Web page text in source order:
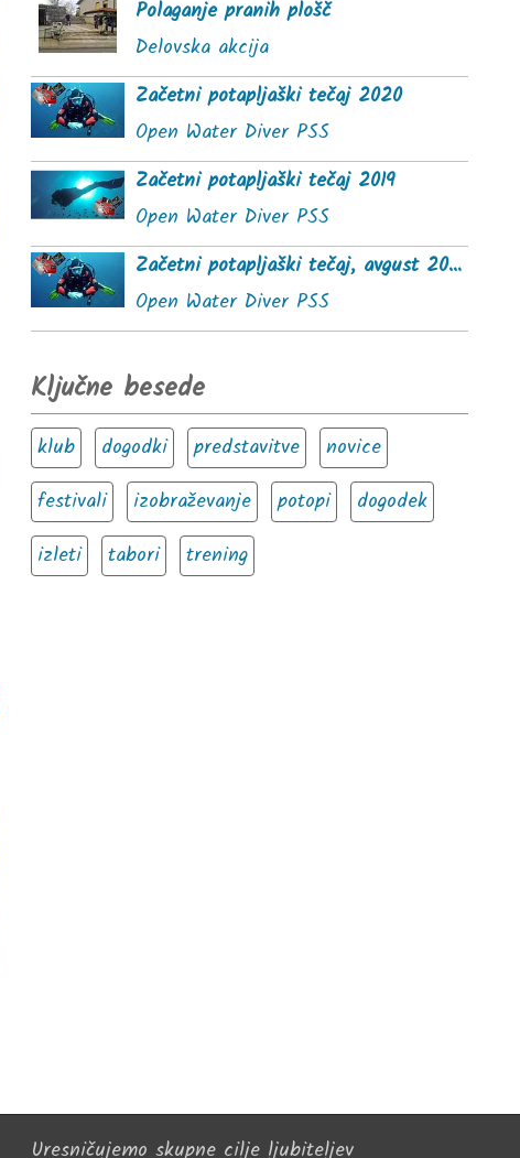
Polaganje pranih plošč
Delovska akcija
Začetni potapljaški tečaj 2020
Open Water Diver PSS
Začetni potapljaški tečaj 2019
Open Water Diver PSS
Začetni potapljaški tečaj, avgust 2020
Open Water Diver PSS
Ključne besede
klub dogodki predstavitve
novice
festivali
izobraževanje potopi
dogodek
izleti
tabori trening
Uresničujemo skupne cilje ljubiteljev